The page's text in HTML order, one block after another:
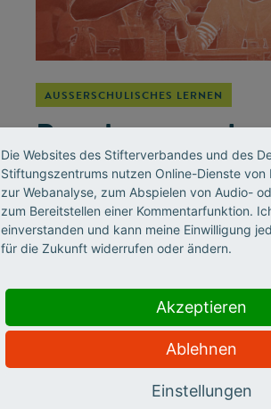
AUSSERSCHULISCHES LERNEN
Begabung und
Zuwanderung
Kinder und Jugendliche mit einer
Zuwanderungsgeschichte haben
gleichen Chancen, ihre
entfalten. Oft hemmen sie
Hürden, kulturelle Unterschiede
ungeklärter Aufenthaltsstatus.
fehlt es ganz besonders, erzählt die
Bildungsexpertin Ulrike Leikhof
Die Websites des Stifterverbandes und des
Stiftungszentrums nutzen Online-Dienste von
zur Webanalyse, zum Abspielen von Audio-
zum Bereitstellen einer Kommentarfunktion.
einverstanden und kann meine Einwilligung
für die Zukunft widerrufen oder ändern.
Akzeptieren
Ablehnen
Einstellungen